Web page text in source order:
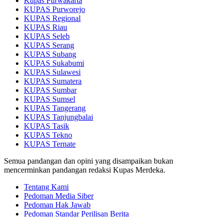
KUPAS Purworejo
KUPAS Regional
KUPAS Riau
KUPAS Seleb
KUPAS Serang
KUPAS Subang
KUPAS Sukabumi
KUPAS Sulawesi
KUPAS Sumatera
KUPAS Sumbar
KUPAS Sumsel
KUPAS Tangerang
KUPAS Tanjungbalai
KUPAS Tasik
KUPAS Tekno
KUPAS Ternate
Semua pandangan dan opini yang disampaikan bukan
mencerminkan pandangan redaksi Kupas Merdeka.
Tentang Kami
Pedoman Media Siber
Pedoman Hak Jawab
Pedoman Standar Perilisan Berita